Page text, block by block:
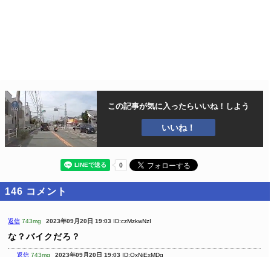
この記事が気に入ったらいいね！しよう
いいね！
146 コメント
返信 743mg 2023年09月20日 19:03 ID:czMzkwNzI
な？バイクだろ？
返信 743mg 2023年09月20日 19:03 ID:QxNjExMDg